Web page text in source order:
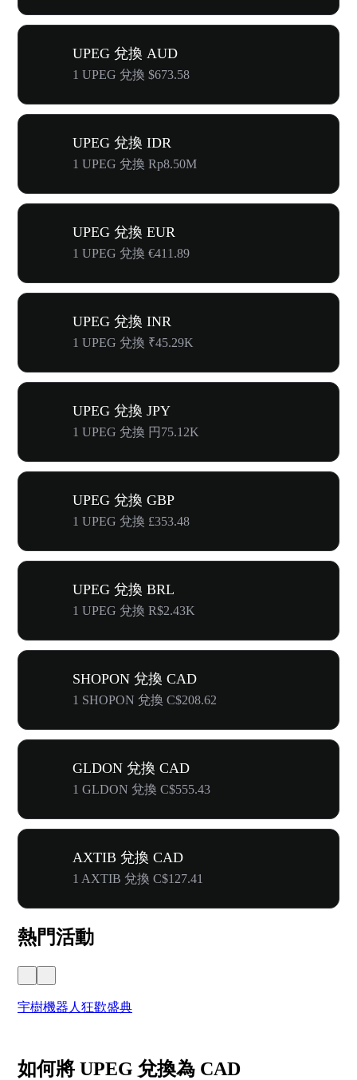
UPEG 兌換 AUD
1 UPEG 兌換 $673.58
UPEG 兌換 IDR
1 UPEG 兌換 Rp8.50M
UPEG 兌換 EUR
1 UPEG 兌換 €411.89
UPEG 兌換 INR
1 UPEG 兌換 ₹45.29K
UPEG 兌換 JPY
1 UPEG 兌換 円75.12K
UPEG 兌換 GBP
1 UPEG 兌換 £353.48
UPEG 兌換 BRL
1 UPEG 兌換 R$2.43K
SHOPON 兌換 CAD
1 SHOPON 兌換 C$208.62
GLDON 兌換 CAD
1 GLDON 兌換 C$555.43
AXTIB 兌換 CAD
1 AXTIB 兌換 C$127.41
熱門活動
宇樹機器人狂歡盛典
如何將 UPEG 兌換為 CAD